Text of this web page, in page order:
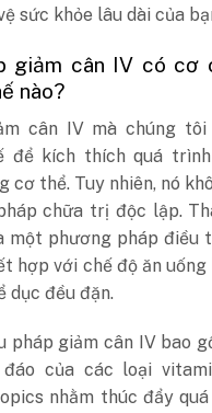
sức khỏe lâu dài của
giảm cân IV có cơ
nào?
cân IV mà chúng
để kích thích quá
cơ thể. Tuy nhiên, nó
chữa trị độc lập.
một phương pháp điều
hợp với chế độ ăn uống
dục đều đặn.
pháp giảm cân IV bao
của các loại
nhằm thúc đẩy